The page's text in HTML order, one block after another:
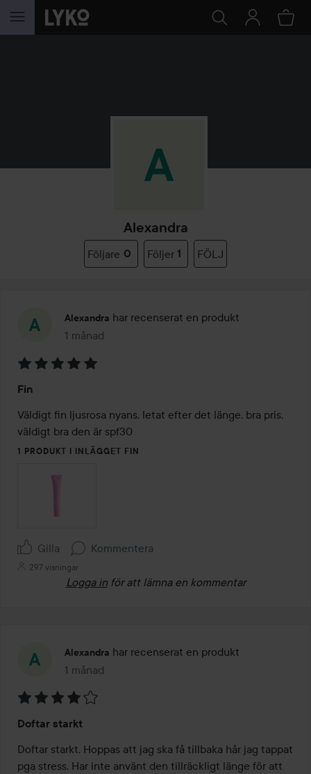
HOPPA TILL INNEHÅLLET
Alexandra
Följare 0 Följer 1 FÖLJ
Alexandra har recenserat en produkt
1 månad
Inlägget skapades 1 månad
5
av
5
Fin
Väldigt fin ljusrosa nyans, letat efter det länge, bra pris,
väldigt bra den är spf30
1 PRODUKT I INLÄGGET FIN
Gilla Kommentera
297 visningar
Logga in för att lämna en kommentar
Alexandra har recenserat en produkt
1 månad
Inlägget skapades 1 månad
4
av
5
Doftar starkt
Doftar starkt. Hoppas att jag ska få tillbaka hår jag tappat
pga stress. Har inte använt den tillräckligt länge för att